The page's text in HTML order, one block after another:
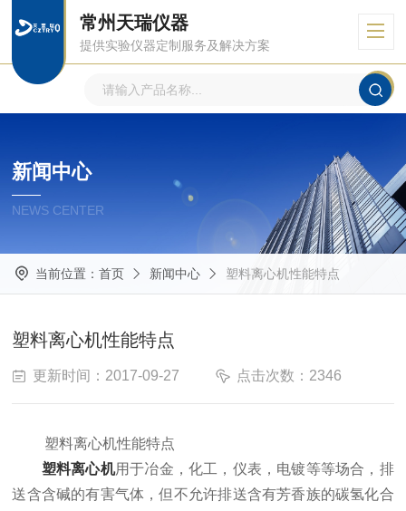
常州天瑞仪器
提供实验仪器定制服务及解决方案
新闻中心
NEWS CENTER
当前位置： 首页 新闻中心 塑料离心机性能特点
塑料离心机性能特点
更新时间：2017-09-27 点击次数：2346
塑料离心机性能特点
塑料离心机用于冶金，化工，仪表，电镀等等场合，排
送含含碱的有害气体，但不允许排送含有芳香族的碳氢化合